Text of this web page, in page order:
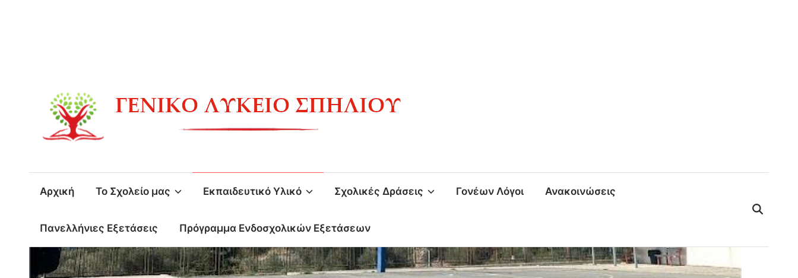
Αρχική Το Σχολείο μας Εκπαιδευτικό Υλικό Σχολικές Δράσεις Γονέων Λόγοι Ανακοινώσεις
Πανελλήνιες Εξετάσεις Πρόγραμμα Ενδοσχολικών Εξετάσεων